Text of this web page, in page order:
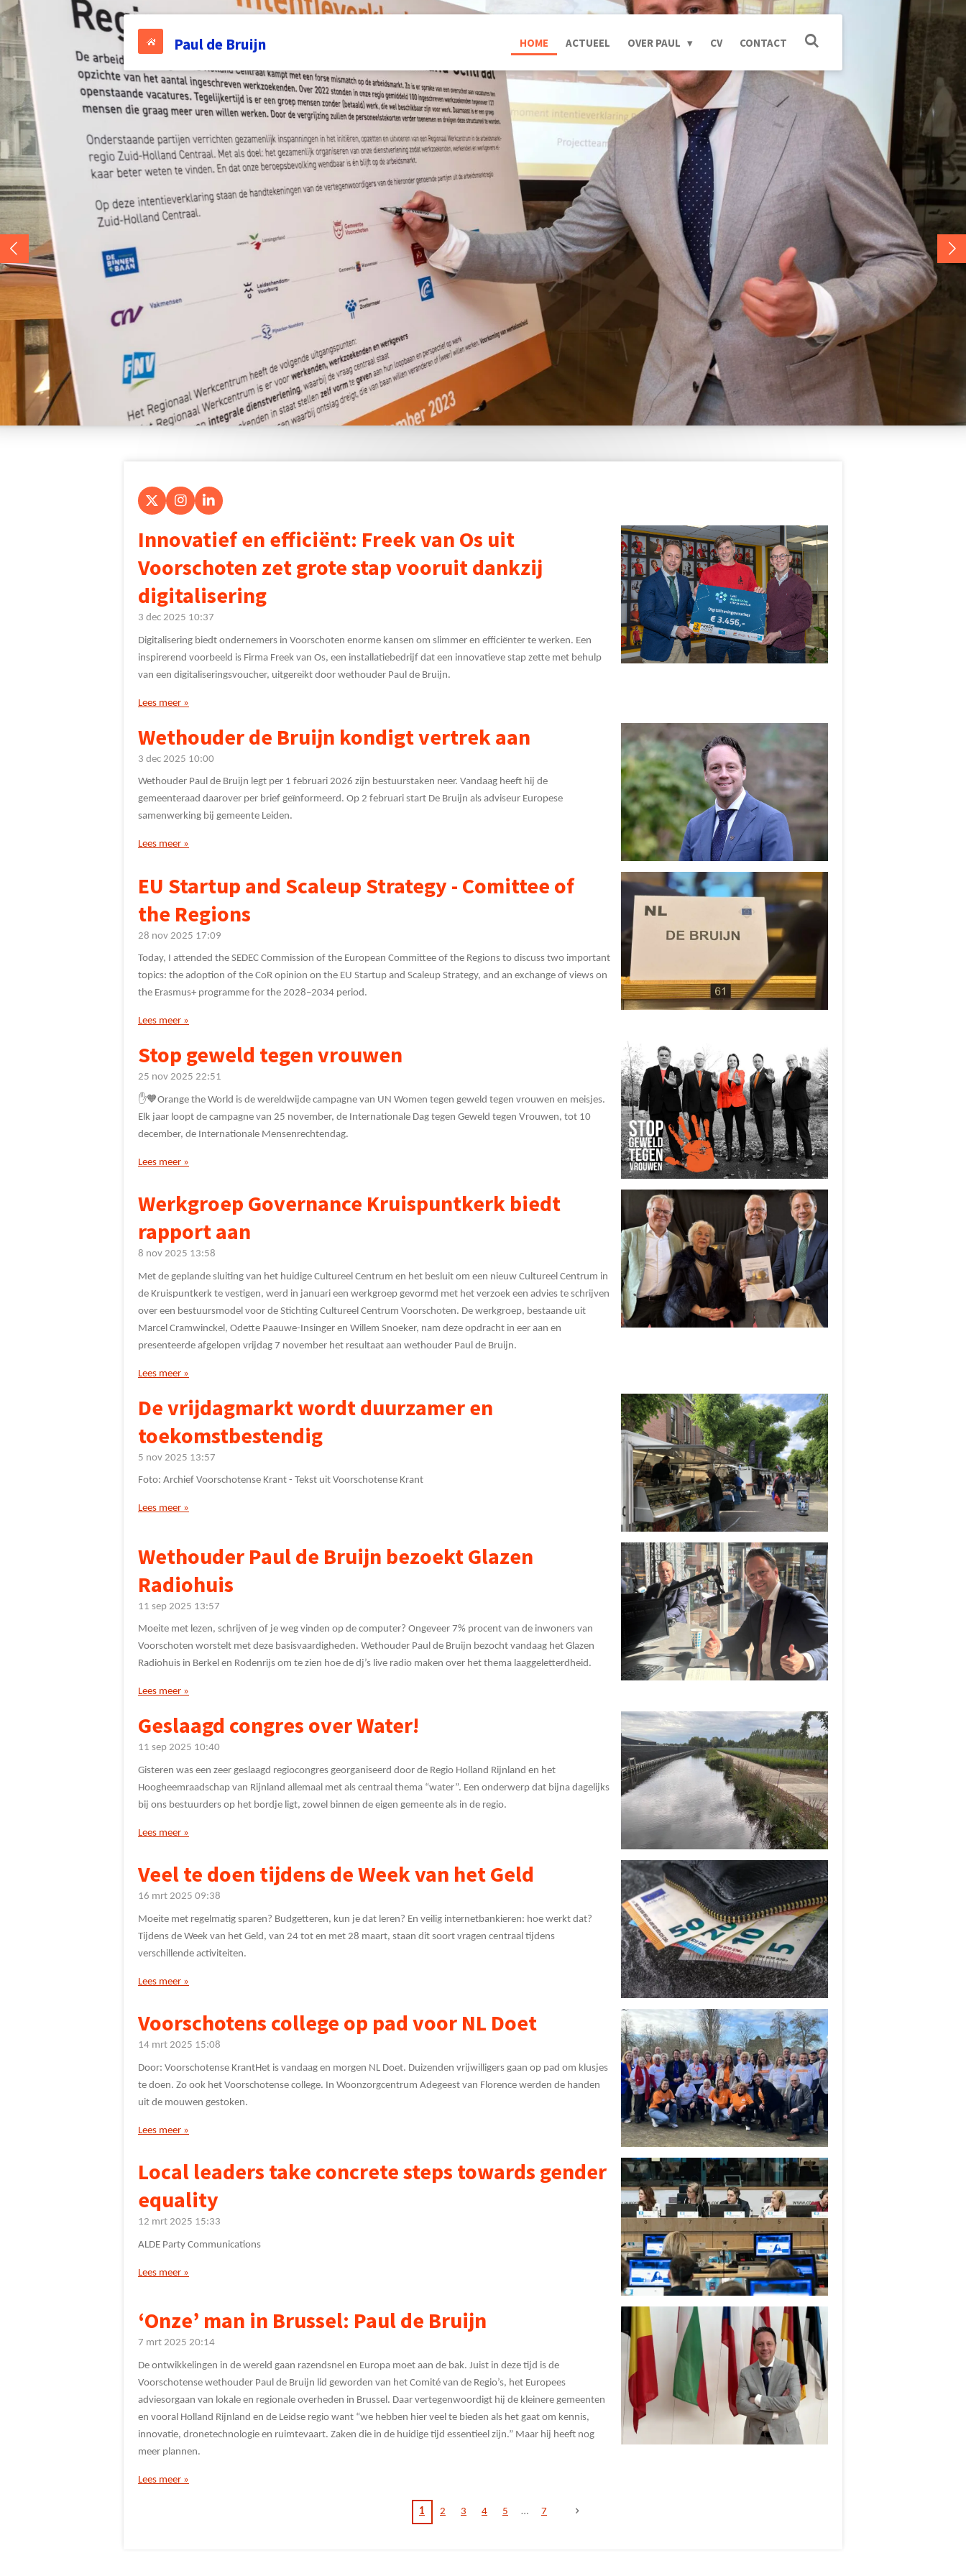
Ga
direct
naar
hoofdinhoud
Paul de Bruijn HOME ACTUEEL OVER PAUL CV CONTACT
X
I
t
g
a
L
n
k
d
n
Innovatief en efficiënt: Freek van Os uit
Voorschoten zet grote stap vooruit dankzij
digitalisering
3 dec 2025 10:37
Digitalisering biedt ondernemers in Voorschoten enorme kansen om slimmer en efficiënter te werken. Een
inspirerend voorbeeld is Firma Freek van Os, een installatiebedrijf dat een innovatieve stap zette met behulp
van een digitaliseringsvoucher, uitgereikt door wethouder Paul de Bruijn.
Lees meer »
Wethouder de Bruijn kondigt vertrek aan
3 dec 2025 10:00
Wethouder Paul de Bruijn legt per 1 februari 2026 zijn bestuurstaken neer. Vandaag heeft hij de
gemeenteraad daarover per brief geïnformeerd. Op 2 februari start De Bruijn als adviseur Europese
samenwerking bij gemeente Leiden.
Lees meer »
EU Startup and Scaleup Strategy - Comittee of
the Regions
28 nov 2025 17:09
Today, I attended the SEDEC Commission of the European Committee of the Regions to discuss two important
topics: the adoption of the CoR opinion on the EU Startup and Scaleup Strategy, and an exchange of views on
the Erasmus+ programme for the 2028–2034 period.
Lees meer »
Stop geweld tegen vrouwen
25 nov 2025 22:51
✋🧡Orange the World is de wereldwijde campagne van UN Women tegen geweld tegen vrouwen en meisjes.
Elk jaar loopt de campagne van 25 november, de Internationale Dag tegen Geweld tegen Vrouwen, tot 10
december, de Internationale Mensenrechtendag.
Lees meer »
Werkgroep Governance Kruispuntkerk biedt
rapport aan
8 nov 2025 13:58
Met de geplande sluiting van het huidige Cultureel Centrum en het besluit om een nieuw Cultureel Centrum in
de Kruispuntkerk te vestigen, werd in januari een werkgroep gevormd met het verzoek een advies te schrijven
over een bestuursmodel voor de Stichting Cultureel Centrum Voorschoten. De werkgroep, bestaande uit
Marcel Cramwinckel, Odette Paauwe-Insinger en Willem Snoeker, nam deze opdracht in eer aan en
presenteerde afgelopen vrijdag 7 november het resultaat aan wethouder Paul de Bruijn.
Lees meer »
De vrijdagmarkt wordt duurzamer en
toekomstbestendig
5 nov 2025 13:57
Foto: Archief Voorschotense Krant - Tekst uit Voorschotense Krant
Lees meer »
Wethouder Paul de Bruijn bezoekt Glazen
Radiohuis
11 sep 2025 13:57
Moeite met lezen, schrijven of je weg vinden op de computer? Ongeveer 7% procent van de inwoners van
Voorschoten worstelt met deze basisvaardigheden. Wethouder Paul de Bruijn bezocht vandaag het Glazen
Radiohuis in Berkel en Rodenrijs om te zien hoe de dj’s live radio maken over het thema laaggeletterdheid.
Lees meer »
Geslaagd congres over Water!
11 sep 2025 10:40
Gisteren was een zeer geslaagd regiocongres georganiseerd door de Regio Holland Rijnland en het
Hoogheemraadschap van Rijnland allemaal met als centraal thema “water”. Een onderwerp dat bijna dagelijks
bij ons bestuurders op het bordje ligt, zowel binnen de eigen gemeente als in de regio.
Lees meer »
Veel te doen tijdens de Week van het Geld
16 mrt 2025 09:38
Moeite met regelmatig sparen? Budgetteren, kun je dat leren? En veilig internetbankieren: hoe werkt dat?
Tijdens de Week van het Geld, van 24 tot en met 28 maart, staan dit soort vragen centraal tijdens
verschillende activiteiten.
Lees meer »
Voorschotens college op pad voor NL Doet
14 mrt 2025 15:08
Door: Voorschotense KrantHet is vandaag en morgen NL Doet. Duizenden vrijwilligers gaan op pad om klusjes
te doen. Zo ook het Voorschotense college. In Woonzorgcentrum Adegeest van Florence werden de handen
uit de mouwen gestoken.
Lees meer »
Local leaders take concrete steps towards gender
equality
12 mrt 2025 15:33
ALDE Party Communications
Lees meer »
‘Onze’ man in Brussel: Paul de Bruijn
7 mrt 2025 20:14
De ontwikkelingen in de wereld gaan razendsnel en Europa moet aan de bak. Juist in deze tijd is de
Voorschotense wethouder Paul de Bruijn lid geworden van het Comité van de Regio’s, het Europees
adviesorgaan van lokale en regionale overheden in Brussel. Daar vertegenwoordigt hij de kleinere gemeenten
en vooral Holland Rijnland en de Leidse regio want “we hebben hier veel te bieden als het gaat om kennis,
innovatie, dronetechnologie en ruimtevaart. Zaken die in de huidige tijd essentieel zijn.” Maar hij heeft nog
meer plannen.
Lees meer »
1 2 3 4 5 7